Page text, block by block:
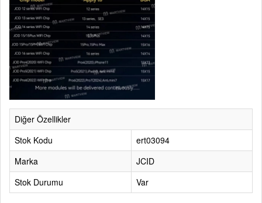
Diğer Özellikler
Stok Kodu
ert03094
Marka
JCID
Stok Durumu
Var